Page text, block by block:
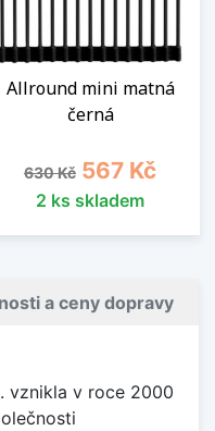
Allround mini matná
černá
Běžná cena
630 Kč Cena
567 Kč
2 ks skladem
a ceny dopravy
vznikla v roce 2000